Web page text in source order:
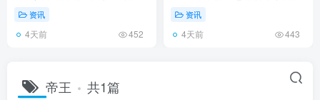
了！资讯
4天前 452
慢得有道理！
资讯
4天前 443
帝王 共1篇